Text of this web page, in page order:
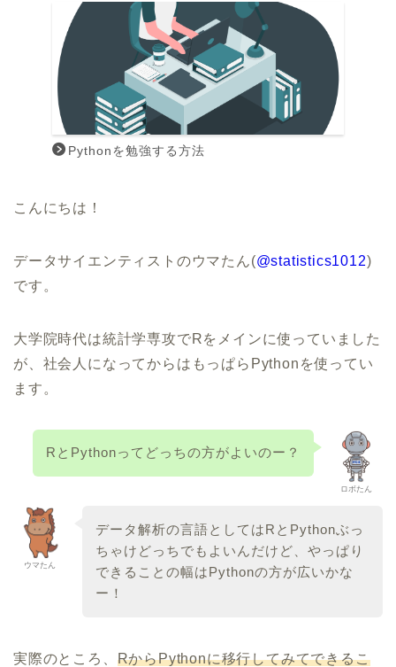
Pythonを勉強する方法
こんにちは！
データサイエンティストのウマたん(@statistics1012)
です。
大学院時代は統計学専攻でRをメインに使っていました
が、社会人になってからはもっぱらPythonを使ってい
ます。
ロボたん
RとPythonってどっちの方がよいのー？
ウマたん
データ解析の言語としてはRとPythonぶっ
ちゃけどっちでもよいんだけど、やっぱり
できることの幅はPythonの方が広いかな
ー！
実際のところ、 RからPythonに移行してみてできるこ